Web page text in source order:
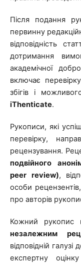
Після подання
первинну
відповідність
дотримання
академічної
включає
збігів і
iThenticate.
Рукописи, які
перевірку,
рецензування.
подвійного
peer review),
особи
про авторів
Кожний рукопис
незалежним
відповідній
експертну